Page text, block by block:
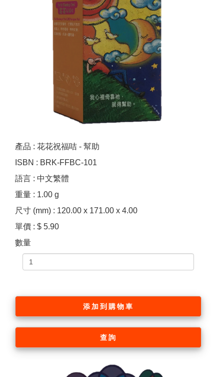
產品 : 花花祝福咭 - 幫助
ISBN : BRK-FFBC-101
語言 : 中文繁體
重量 : 1.00 g
尺寸 (mm) : 120.00 x 171.00 x 4.00
單價 : $ 5.90
數量
添加到購物車
查詢